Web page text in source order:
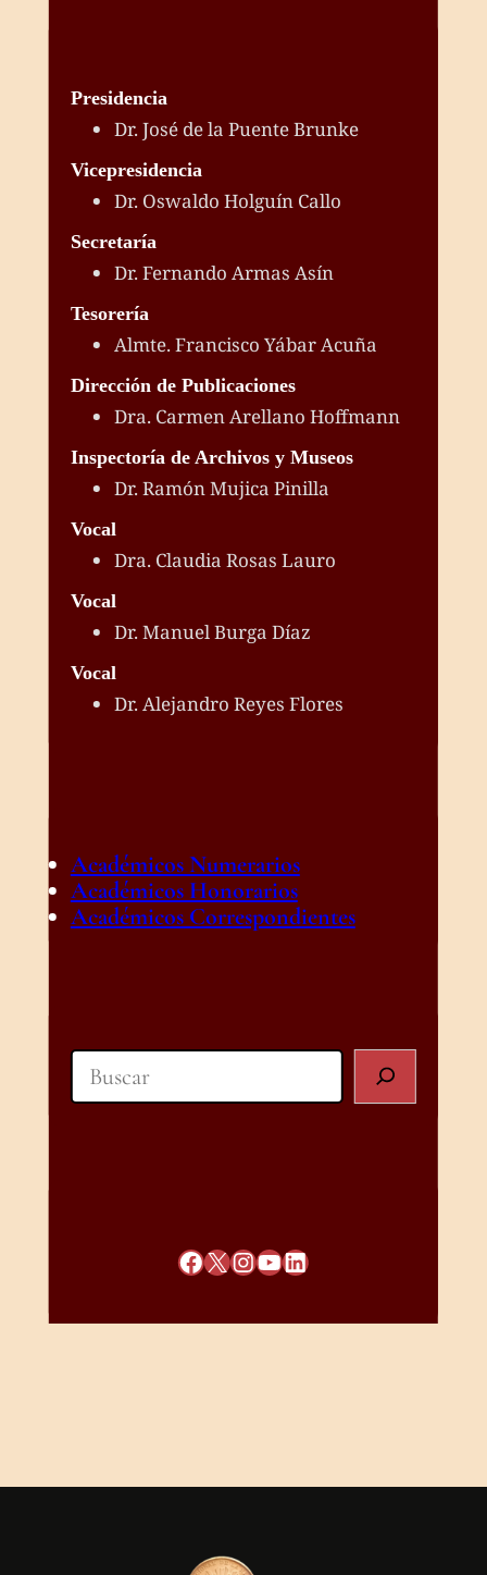
Presidencia
Dr. José de la Puente Brunke
Vicepresidencia
Dr. Oswaldo Holguín Callo
Secretaría
Dr. Fernando Armas Asín
Tesorería
Almte. Francisco Yábar Acuña
Dirección de Publicaciones
Dra. Carmen Arellano Hoffmann
Inspectoría de Archivos y Museos
Dr. Ramón Mujica Pinilla
Vocal
Dra. Claudia Rosas Lauro
Vocal
Dr. Manuel Burga Díaz
Vocal
Dr. Alejandro Reyes Flores
Académicos Numerarios
Académicos Honorarios
Académicos Correspondientes
Search
Facebook
X Instagram
YouTube
LinkedIn